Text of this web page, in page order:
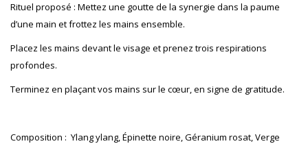
Rituel proposé : Mettez une goutte de la synergie dans la paume
d’une main et frottez les mains ensemble.
Placez les mains devant le visage et prenez trois respirations
profondes.
Terminez en plaçant vos mains sur le cœur, en signe de gratitude.
Composition : Ylang ylang, Épinette noire, Géranium rosat, Verge